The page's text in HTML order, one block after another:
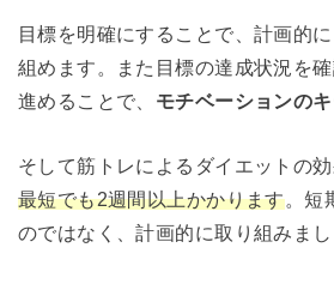
目標を明確にすることで、計画的
組めます。また目標の達成状況を
進めることで、 モチベーションの
そして筋トレによるダイエットの効
最短でも2週間以上かかります。短
のではなく、計画的に取り組みまし